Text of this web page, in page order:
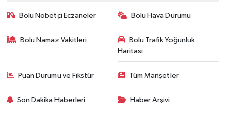
Bolu Nöbetçi Eczaneler Bolu Hava Durumu
Bolu Namaz Vakitleri
Bolu Trafik Yoğunluk
Haritası
Puan Durumu ve Fikstür Tüm Manşetler
Son Dakika Haberleri Haber Arşivi